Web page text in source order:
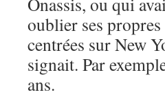
oublier ses
centrées sur New
signait. Par
ans.